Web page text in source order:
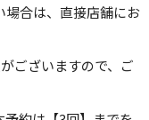
場合は、直接店舗にお
ございますので、ご